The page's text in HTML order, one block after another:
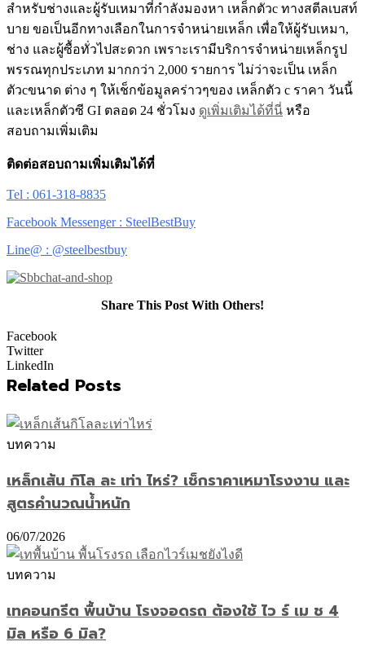
สำหรับช่างและผู้รับเหมาที่กำลังมองหา เหล็กตัวc ทางสตีลเบสท์
บาย ขอเป็นอีกทางเลือกในการจำหน่ายเหล็ก เพื่อให้ผู้รับเหมา,
ช่าง และผู้ซื้อทั่วไปสะดวก เพราะเรามีบริการจำหน่ายเหล็กรูป
พรรณทุกประเภท มากกว่า 2,000 รายการ ไม่ว่าจะเป็น เหล็ก
ตัวcขนาด ต่าง ๆ ให้เช็กข้อมูลคร่าวๆของ เหล็กตัว c ราคา วันนี้
และเหล็กตัวซี GI ตลอด 24 ชั่วโมง ดูเพิ่มเติมได้ที่นี่ หรือ
สอบถามเพิ่มเติม
ติดต่อสอบถามเพิ่มเติมได้ที่
Tel : 061-318-8835
Facebook Messenger : SteelBestBuy
Line@ : @steelbestbuy
Share This Post With Others!
Facebook
Twitter
LinkedIn
Related Posts
บทความ
เหล็กเส้น กิโล ละ เท่า ไหร่? เช็กราคาเหมาโรงงาน และ
สูตรคำนวณน้ำหนัก
06/07/2026
บทความ
เทคอนกรีต พื้นบ้าน โรงจอดรถ ต้องใช้ ไว ร์ เม ช 4
มิล หรือ 6 มิล?